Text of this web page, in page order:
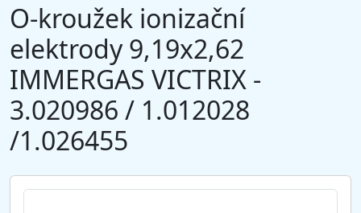
O-kroužek ionizační
elektrody 9,19x2,62
IMMERGAS VICTRIX -
3.020986 / 1.012028
/1.026455